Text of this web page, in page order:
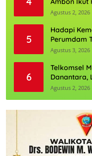
Daftarnya
Agustus 2, 2026
5
Hadapi
Perumdam
Perkuat
Agustus 3, 2026
6
Telkomsel
Danantara,
Semester I
Agustus 2, 2026